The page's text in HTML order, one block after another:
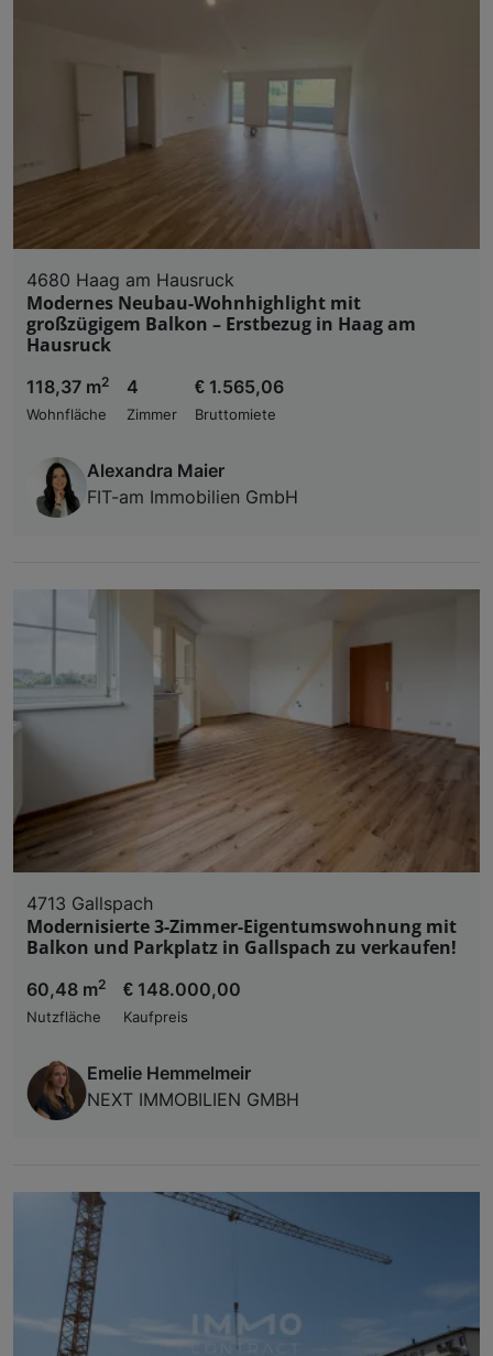
4680 Haag am Hausruck
Modernes Neubau-Wohnhighlight mit
großzügigem Balkon – Erstbezug in Haag am
Hausruck
118,37 m2
Wohnfläche
4
Zimmer
€ 1.565,06
Bruttomiete
Alexandra Maier
FIT-am Immobilien GmbH
4713 Gallspach
Modernisierte 3-Zimmer-Eigentumswohnung mit
Balkon und Parkplatz in Gallspach zu verkaufen!
60,48 m2
Nutzfläche
€ 148.000,00
Kaufpreis
Emelie Hemmelmeir
NEXT IMMOBILIEN GMBH